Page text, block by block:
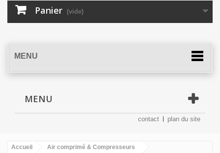
Panier (vide)
MENU
MENU
contact plan du site
Accueil
Air comprimé & Compresseurs